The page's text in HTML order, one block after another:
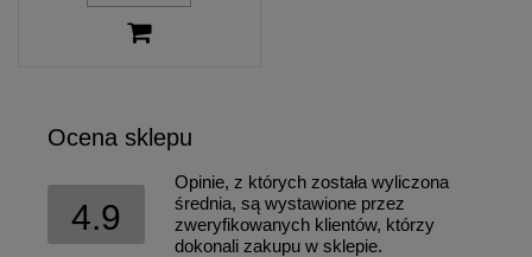
Ocena sklepu
4.9
Opinie, z których została wyliczona
średnia, są wystawione przez
zweryfikowanych klientów, którzy
dokonali zakupu w sklepie.